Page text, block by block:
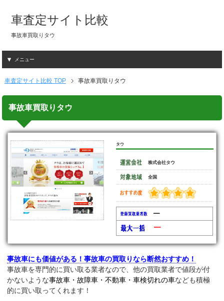
車査定サイト比較
事故車買取りタウ
メニュー
車査定サイト比較 TOP 事故車買取りタウ
事故車買取りタウ
タウ
株式会社タウ
全国
━
━
事故車にも価値がある！事故車の買取りなら断然おすすめ！
事故車を専門的に買い取る業者なので、他の買取業者で値段が付
かないような事故車・故障車・不動車・車検切れの車なども積極
的に買い取ってくれます！